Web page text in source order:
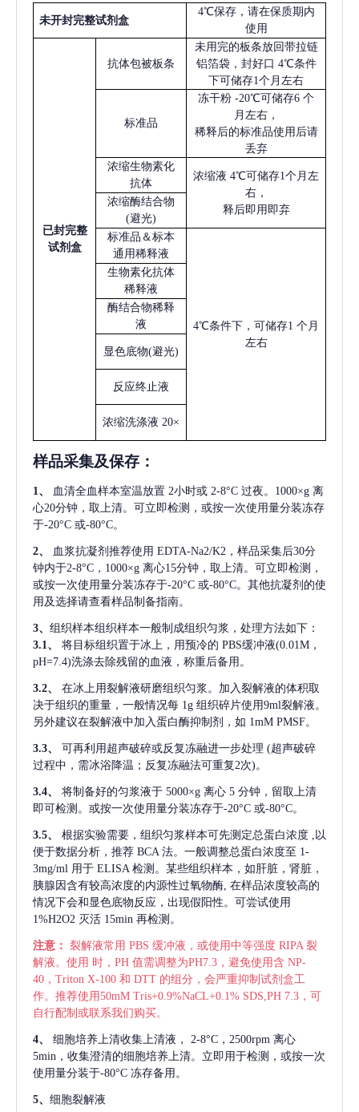
未开封完整试剂盒
4℃保存，请在保质期内
使用
已封完整
试剂盒
抗体包被板条
未用完的板条放回带拉链
铝箔袋，封好口 4℃条件
下可储存1个月左右
标准品
冻干粉 -20℃可储存6 个
月左右，
稀释后的标准品使用后请
丢弃
浓缩生物素化
抗体
浓缩液 4℃可储存1个月左
右，
释后即用即弃
浓缩酶结合物
(避光)
标准品＆标本
通用稀释液
4℃条件下，可储存1 个月
左右
生物素化抗体
稀释液
酶结合物稀释
液
显色底物(避光)
反应终止液
浓缩洗涤液 20×
样品采集及保存 ：
1、 血清全血样本室温放置 2小时或 2-8°C 过夜。1000×g 离
心20分钟，取上清。可立即检测，或按一次使用量分装冻存
于-20°C 或-80°C。
2、 血浆抗凝剂推荐使用 EDTA-Na2/K2，样品采集后30分
钟内于2-8°C，1000×g 离心15分钟，取上清。可立即检测，
或按一次使用量分装冻存于-20°C 或-80°C。其他抗凝剂的使
用及选择请查看样品制备指南。
3、 组织样本组织样本一般制成组织匀浆，处理方法如下：
3.1、
将目标组织置于冰上，用预冷的 PBS缓冲液(0.01M，
pH=7.4)洗涤去除残留的血液，称重后备用。
3.2、
在冰上用裂解液研磨组织匀浆。加入裂解液的体积取
决于组织的重量，一般情况每 1g 组织碎片使用9ml裂解液。
另外建议在裂解液中加入蛋白酶抑制剂，如 1mM PMSF。
3.3、 可再利用超声破碎或反复冻融进一步处理 (超声破碎
过程中，需冰浴降温；反复冻融法可重复2次)。
3.4、 将制备好的匀浆液于 5000×g 离心 5 分钟，留取上清
即可检测。或按一次使用量分装冻存于-20°C 或-80°C。
3.5、 根据实验需要，组织匀浆样本可先测定总蛋白浓度 ,以
便于数据分析，推荐 BCA 法。一般调整总蛋白浓度至 1-
3mg/ml 用于 ELISA 检测。某些组织样本，如肝脏，肾脏，
胰腺因含有较高浓度的内源性过氧物酶, 在样品浓度较高的
情况下会和显色底物反应，出现假阳性。可尝试使用
1%H2O2 灭活 15min 再检测。
注意： 裂解液常用 PBS 缓冲液，或使用中等强度 RIPA 裂
解液。使用 时，PH 值需调整为PH7.3，避免使用含 NP-
40，Triton X-100 和 DTT 的组分，会严重抑制试剂盒工
作。推荐使用50mM Tris+0.9%NaCL+0.1% SDS,PH 7.3，可
自行配制或联系我们购买。
4、 细胞培养上清收集上清液，
2-8°C，2500rpm 离心
5min，收集澄清的细胞培养上清。立即用于检测，或按一次
使用量分装于-80°C 冻存备用。
5、 细胞裂解液